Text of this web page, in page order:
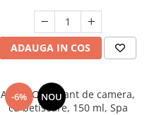
ADAUGA IN COS
-6% NOU
Areon Odorizant de camera,
cu betisoare, 150 ml, Spa